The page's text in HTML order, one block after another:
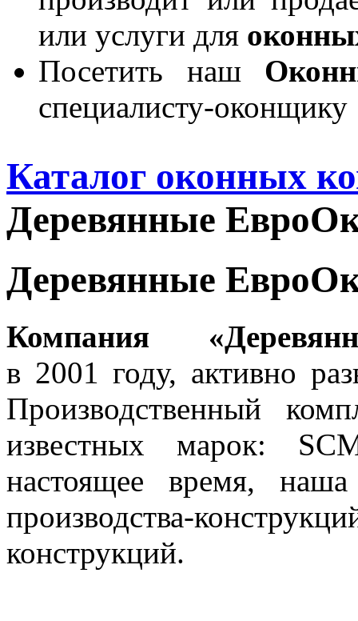
или услуги для
Посетить наш
специалисту-оконщику
Каталог оконных
Деревянные
Деревянные
Компания
в 2001 году, активно
Производственный
известных марок:
настоящее время,
производства-
конструкций.